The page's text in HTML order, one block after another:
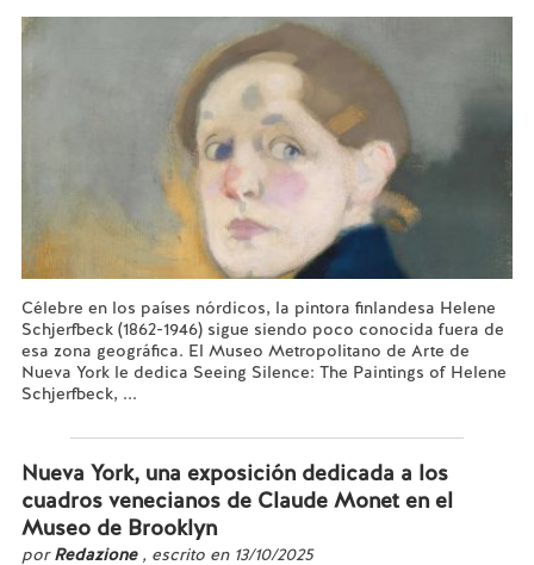
Célebre en los países nórdicos, la pintora finlandesa Helene
Schjerfbeck (1862-1946) sigue siendo poco conocida fuera de
esa zona geográfica. El Museo Metropolitano de Arte de
Nueva York le dedica Seeing Silence: The Paintings of Helene
Schjerfbeck, ...
Nueva York, una exposición dedicada a los
cuadros venecianos de Claude Monet en el
Museo de Brooklyn
porRedazione , escrito en 13/10/2025